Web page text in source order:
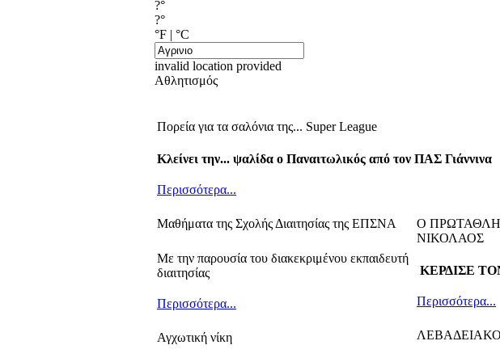
?°
?°
°F | °C
invalid location provided
Αθλητισμός
Πορεία για τα σαλόνια της... Super League
Κλείνει την... ψαλίδα ο Παναιτωλικός από τον ΠΑΣ Γιάννινα
Περισσότερα...
Μαθήματα της Σχολής Διαιτησίας της ΕΠΣΝΑ
Με την παρουσία του διακεκριμένου εκπαιδευτή
διαιτησίας
Περισσότερα...
Αγχωτική νίκη
Ο
ΝΙΚΟΛΑΟΣ
ΚΕΡΔΙΣΕ
Περισσότερα...